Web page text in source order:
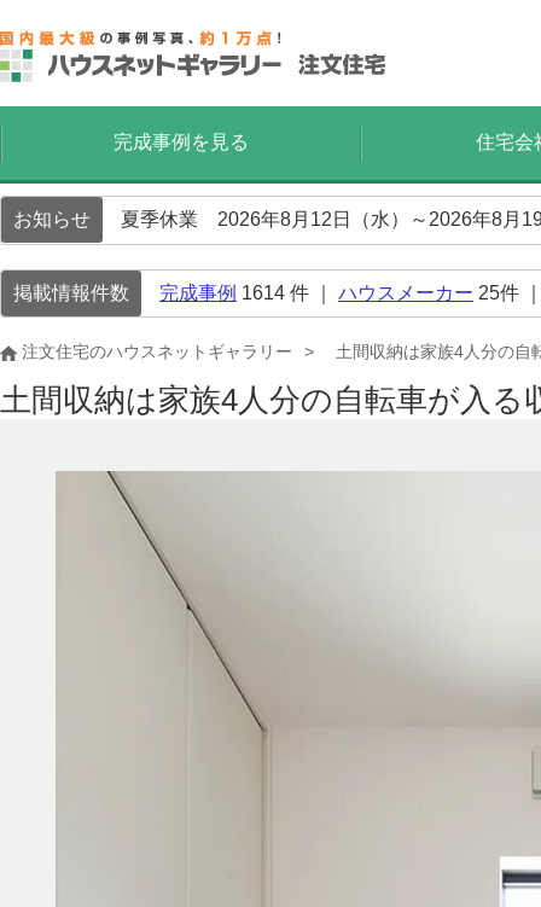
完成事例を見る 住宅会
お知らせ 夏季休業 2026年8月12日（水）～2026年8月
掲載情報件数 完成事例 1614 件 ｜ ハウスメーカー 25件
注文住宅のハウスネットギャラリー 土間収納は家族4人分の自
土間収納は家族4人分の自転車が入る